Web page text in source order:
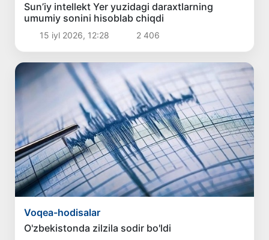
Sun’iy intellekt Yer yuzidagi daraxtlarning
umumiy sonini hisoblab chiqdi
15 iyl 2026, 12:28 2 406
Voqea-hodisalar
O'zbekistonda zilzila sodir bo'ldi